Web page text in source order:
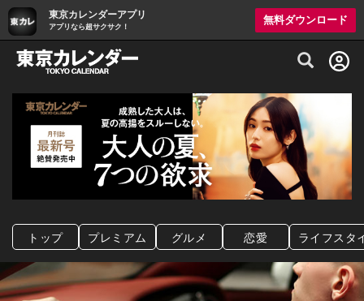
東京カレンダーアプリ
アプリなら超サクサク！
無料ダウンロード
グルメ情報・プレミアムレストラン予約
トップ プレミアム グルメ 恋愛 ライフスタ